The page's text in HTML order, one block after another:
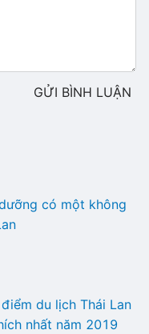
GỬI BÌNH LUẬN
có một không
du lịch Thái Lan
nhất năm 2019